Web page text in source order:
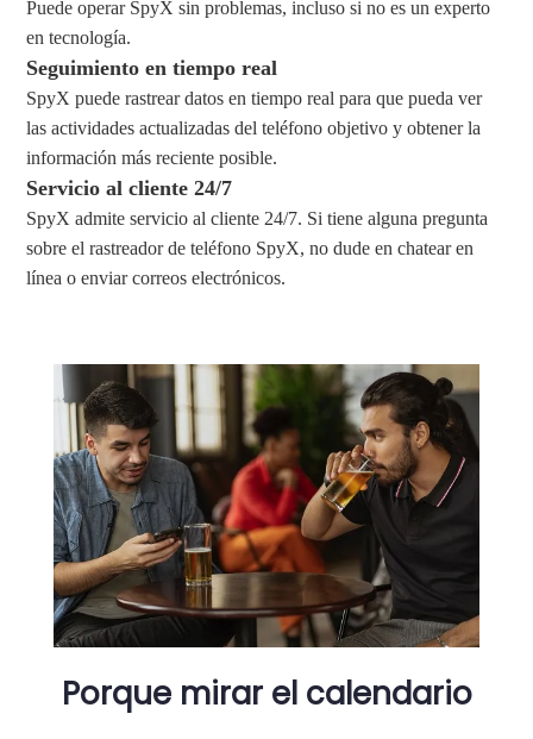
Puede operar SpyX sin problemas, incluso si no es un experto
en tecnología.
Seguimiento en tiempo real
SpyX puede rastrear datos en tiempo real para que pueda ver
las actividades actualizadas del teléfono objetivo y obtener la
información más reciente posible.
Servicio al cliente 24/7
SpyX admite servicio al cliente 24/7. Si tiene alguna pregunta
sobre el rastreador de teléfono SpyX, no dude en chatear en
línea o enviar correos electrónicos.
Porque mirar el calendario